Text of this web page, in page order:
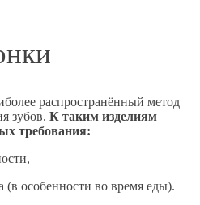
распространённый метод
зубов. К таким изделиям
требования:
особенности во время еды).